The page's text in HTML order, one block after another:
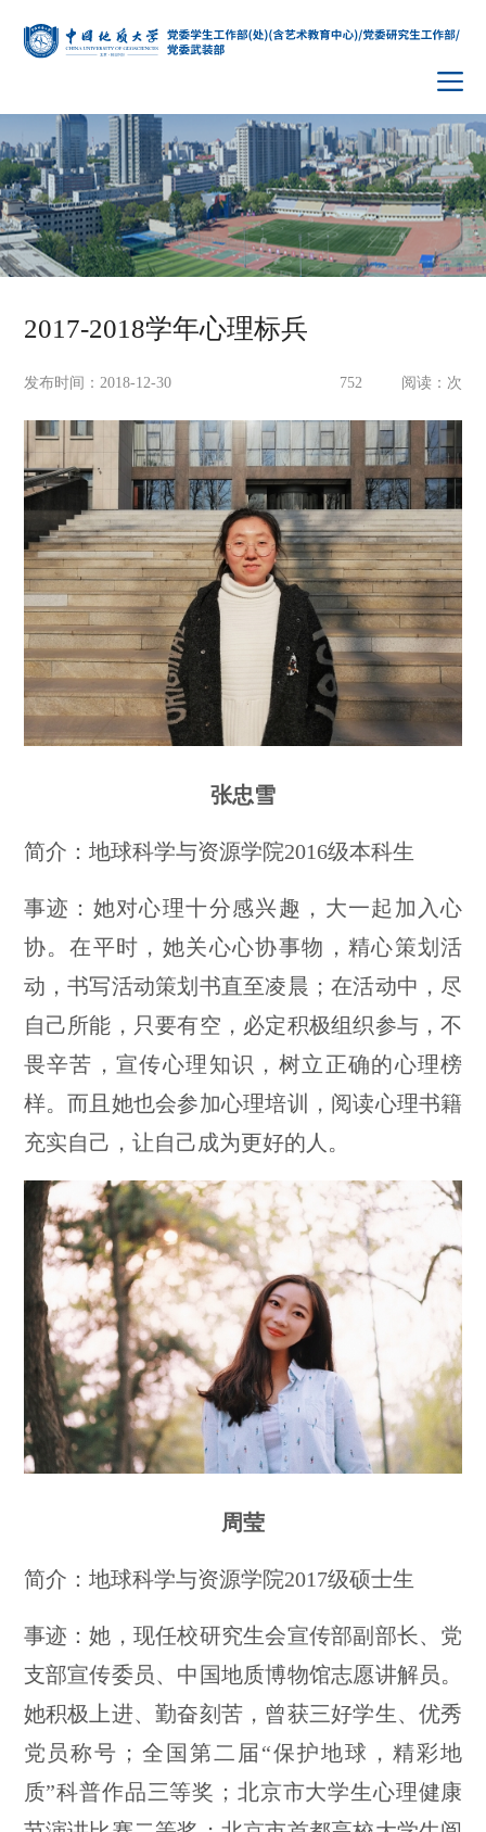
2017-2018学年心理标兵
发布时间：2018-12-30 阅读：
752 次
张忠雪
简介：地球科学与资源学院2016级本科生
事迹：她对心理十分感兴趣，大一起加入心
协。在平时，她关心心协事物，精心策划活
动，书写活动策划书直至凌晨；在活动中，尽
自己所能，只要有空，必定积极组织参与，不
畏辛苦，宣传心理知识，树立正确的心理榜
样。而且她也会参加心理培训，阅读心理书籍
充实自己，让自己成为更好的人。
周莹
简介：地球科学与资源学院2017级硕士生
事迹：她，现任校研究生会宣传部副部长、党
支部宣传委员、中国地质博物馆志愿讲解员。
她积极上进、勤奋刻苦，曾获三好学生、优秀
党员称号；全国第二届“保护地球，精彩地
质”科普作品三等奖；北京市大学生心理健康